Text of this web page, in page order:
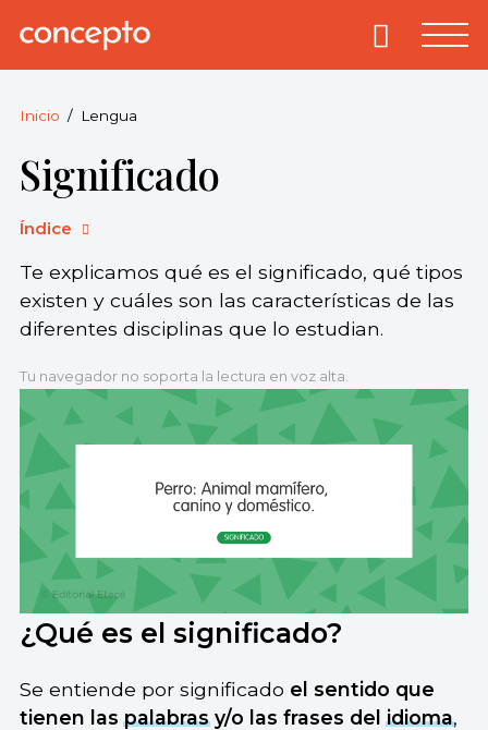
Concepto.
derechos
reservados.
Primary
Inicio Lengua
Significado
Índice
Te explicamos qué es el significado, qué tipos
existen y cuáles son las características de las
diferentes disciplinas que lo estudian.
Tu navegador no soporta la lectura en voz alta.
¿Qué es el significado?
Se entiende por significado el sentido que
tienen laspalabrasy/o las frases delidioma,